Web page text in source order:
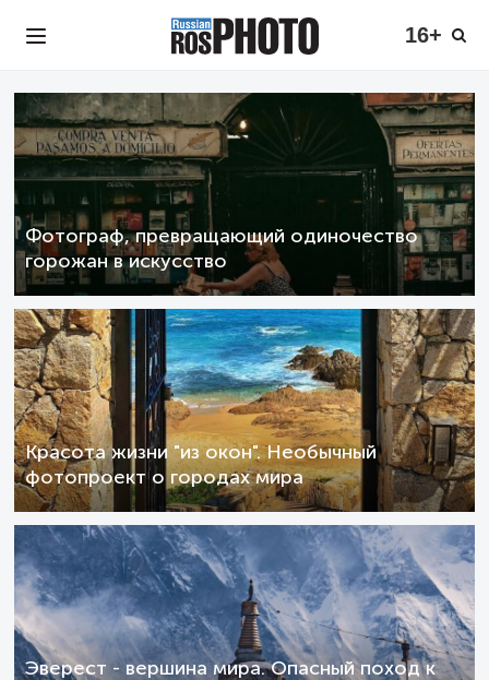
16+
Фотограф, превращающий одиночество
горожан в искусство
Красота жизни "из окон". Необычный
фотопроект о городах мира
Эверест - вершина мира. Опасный поход к